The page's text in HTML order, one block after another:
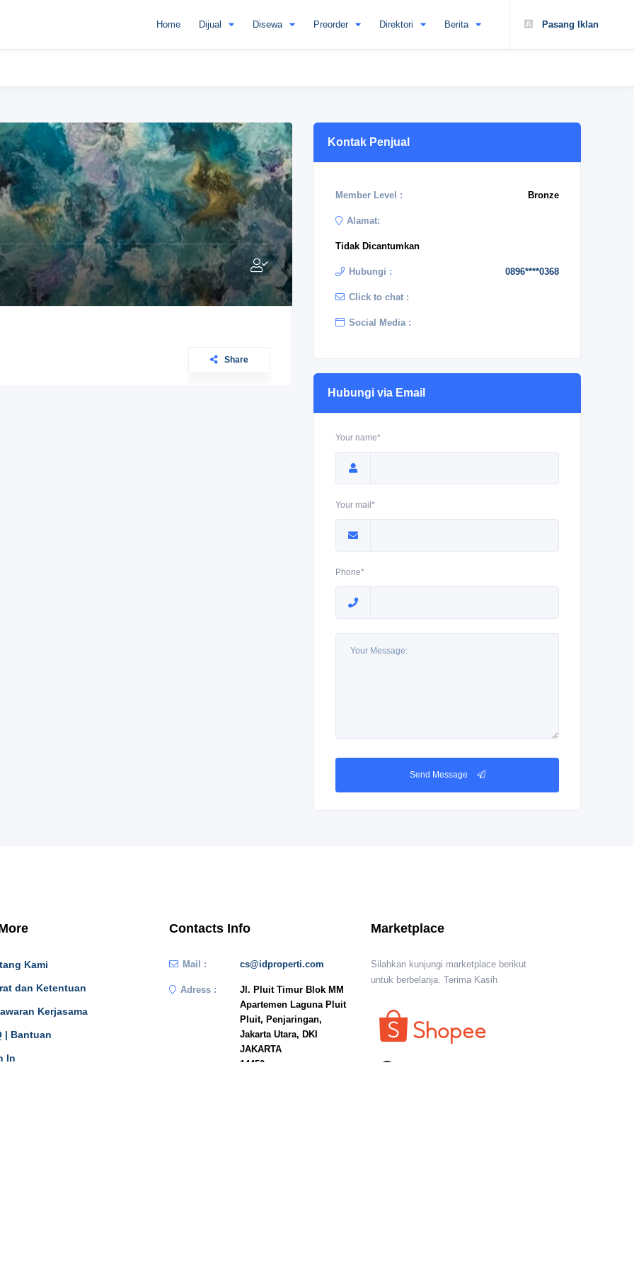
Pasang Iklan
Home Dijual Disewa Preorder Direktori Berita
Share
Kontak Penjual
Member Level : Bronze
Alamat:
Tidak Dicantumkan
Hubungi : 0896****0368
Click to chat :
Social Media :
Hubungi via Email
Your name*
Your mail*
Phone*
Send Message
Kami
dan Ketentuan
Kerjasama
| Bantuan
In
Contacts Info
Mail : cs@idproperti.com
Adress :
Jl. Pluit Timur Blok MM
Apartemen Laguna Pluit
Pluit, Penjaringan,
Jakarta Utara, DKI
JAKARTA
14450
Marketplace
Silahkan kunjungi marketplace berikut
untuk berbelanja. Terima Kasih